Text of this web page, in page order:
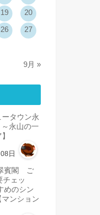
19 20
26 27
9月 »
タウン永
永山の一
日
賓閣 ご
チェッ
めのシン
ンション